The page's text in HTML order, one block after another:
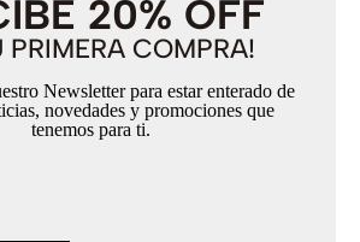
20% OFF
PRIMERA COMPRA!
Newsletter para estar enterado de
novedades y promociones que
tenemos para ti.